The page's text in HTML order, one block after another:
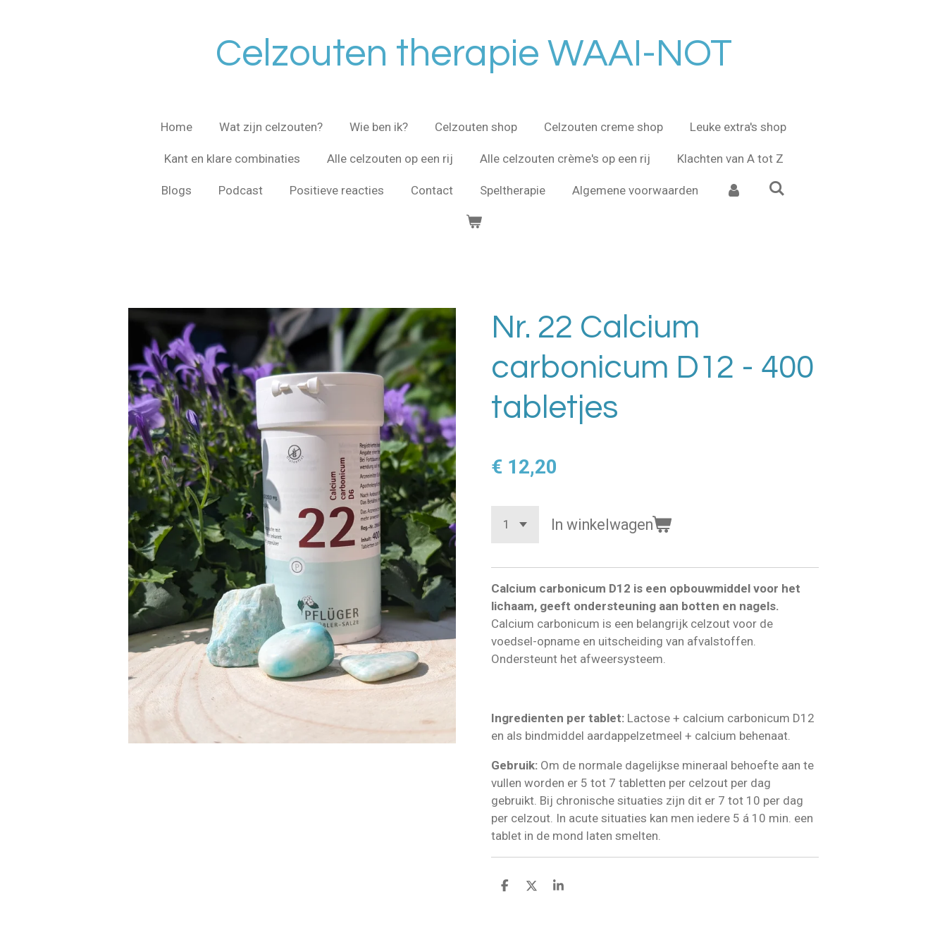
Celzouten therapie WAAI-NOT
Home Wat zijn celzouten? Wie ben ik? Celzouten shop Celzouten creme shop Leuke extra's shop
Kant en klare combinaties Alle celzouten op een rij Alle celzouten crème's op een rij Klachten van A tot Z
Blogs Podcast Positieve reacties Contact Speltherapie Algemene voorwaarden
Nr. 22 Calcium
carbonicum D12 - 400
tabletjes
€ 12,20
In winkelwagen
Calcium carbonicum D12 is een opbouwmiddel voor het
lichaam, geeft ondersteuning aan botten en nagels.
Calcium carbonicum is een belangrijk celzout voor de
voedsel-opname en uitscheiding van afvalstoffen.
Ondersteunt het afweersysteem.
Ingredienten per tablet: Lactose + calcium carbonicum D12
en als bindmiddel aardappelzetmeel + calcium behenaat.
Gebruik: Om de normale dagelijkse mineraal behoefte aan te
vullen worden er 5 tot 7 tabletten per celzout per dag
gebruikt. Bij chronische situaties zijn dit er 7 tot 10 per dag
per celzout. In acute situaties kan men iedere 5 á 10 min. een
tablet in de mond laten smelten.
D
D
S